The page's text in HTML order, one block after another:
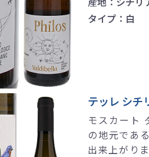
タイプ：白
テッレ シチ
モスカート
の地元であ
出来上がり